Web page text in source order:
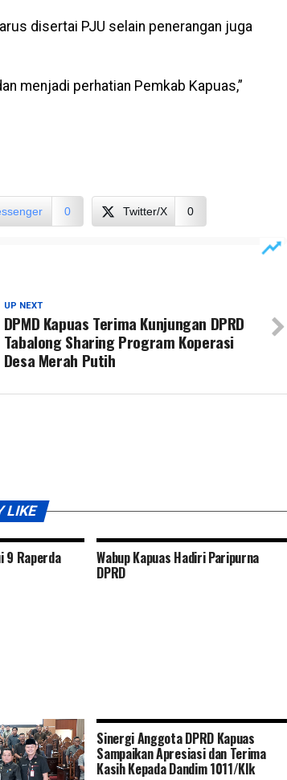
disertai PJU selain penerangan juga
menjadi perhatian Pemkab Kapuas,”
0 Twitter/X 0
UP NEXT
DPMD Kapuas Terima Kunjungan DPRD
Tabalong Sharing Program Koperasi
Desa Merah Putih
LIKE
9 Raperda Wabup Kapuas Hadiri Paripurna
DPRD
Sinergi Anggota DPRD Kapuas
Sampaikan Apresiasi dan Terima
Kasih Kepada Dandim 1011/Klk